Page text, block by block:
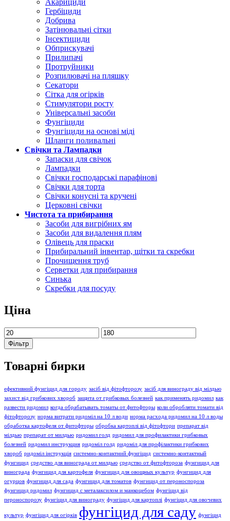
Акарициди
Гербіциди
Добрива
Затінювальні сітки
Інсектициди
Обприскувачі
Прилипачі
Протруйники
Розпилювачі на пляшку
Секатори
Сітка для огірків
Стимулятори росту
Універсальні засоби
Фунгіциди
Фунгіциди на основі міді
Шланги поливальні
Свічки та Лампадки
Запаски для свічок
Лампадки
Свічки господарські парафінові
Свічки для торта
Свічки конусні та кручені
Церковні свічки
Чистота та прибирання
Засоби для вигрібних ям
Засоби для видалення плям
Олівець для праски
Прибиральний інвентар, щітки та скребки
Прочищення труб
Серветки для прибирання
Синька
Скребки для посуду
Ціна
Мінімальна
ціна
Найбільша
ціна
Фільтр
Товарні бирки
ефективний фунгіцид для городу засіб від фітофторозу засіб для винограду від мілдью
захист від грибкових хвороб защита от грибковых болезней как применять ридомил как
развести ридомил когда обрабатывать томаты от фитофторы коли обробляти томати від
фітофторозу норма витрати ридоміл на 10 л води норма расхода ридомил на 10 л воды
обработка картофеля от фитофторы обробка картоплі від фітофтори препарат від
мілдью препарат от милдью ридомил голд ридомил для профилактики грибковых
болезней ридомил инструкция ридоміл голд ридоміл для профілактики грибкових
хвороб ридоміл інструкція системно-контактний фунгіцид системно-контактный
фунгицид средство для винограда от милдью средство от фитофтороза фунгицид для
винограда фунгицид для картофеля фунгицид для овощных культур фунгицид для
огурцов фунгицид для сада фунгицид для томатов фунгицид от пероноспороза
фунгицид ридомил фунгицид с металаксилом и манкоцебом фунгіцид від
пероноспорозу фунгіцид для винограду фунгіцид для картоплі фунгіцид для овочевих
культур фунгіцид для огірків фунгіцид для саду фунгіцид